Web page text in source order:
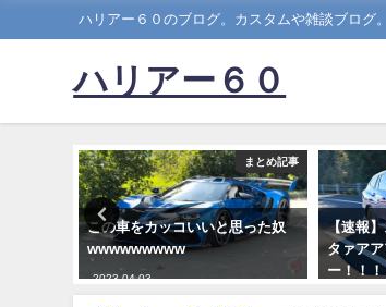
ハリアー６０のブログ。カスタムや雑談ブログ。
ハリアー６０
まとめ記事
この車をカッコいいと思った奴
wwwwwwwww
2023-04-03
【速報
タァア
ー！！！